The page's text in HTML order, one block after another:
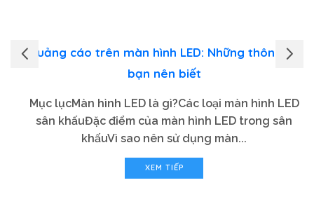
Quảng cáo trên màn hình LED: Những thông tin
bạn nên biết
Mục lụcMàn hình LED là gì?Các loại màn hình LED
sân khấuĐặc điểm của màn hình LED trong sân
khấuVì sao nên sử dụng màn...
XEM TIẾP